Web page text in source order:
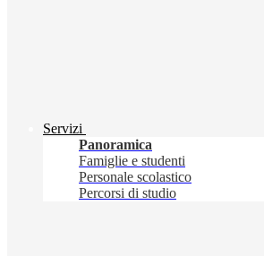
Servizi
Panoramica
Famiglie e studenti
Personale scolastico
Percorsi di studio